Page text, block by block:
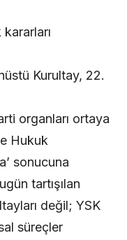
Kurultay, 22.
organları ortaya
Hukuk
sonucuna
tartışılan
değil; YSK
süreçler